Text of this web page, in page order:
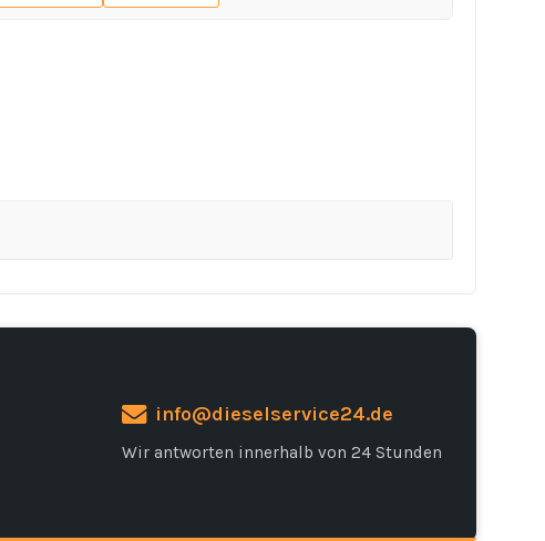
info@dieselservice24.de
Wir antworten innerhalb von 24 Stunden